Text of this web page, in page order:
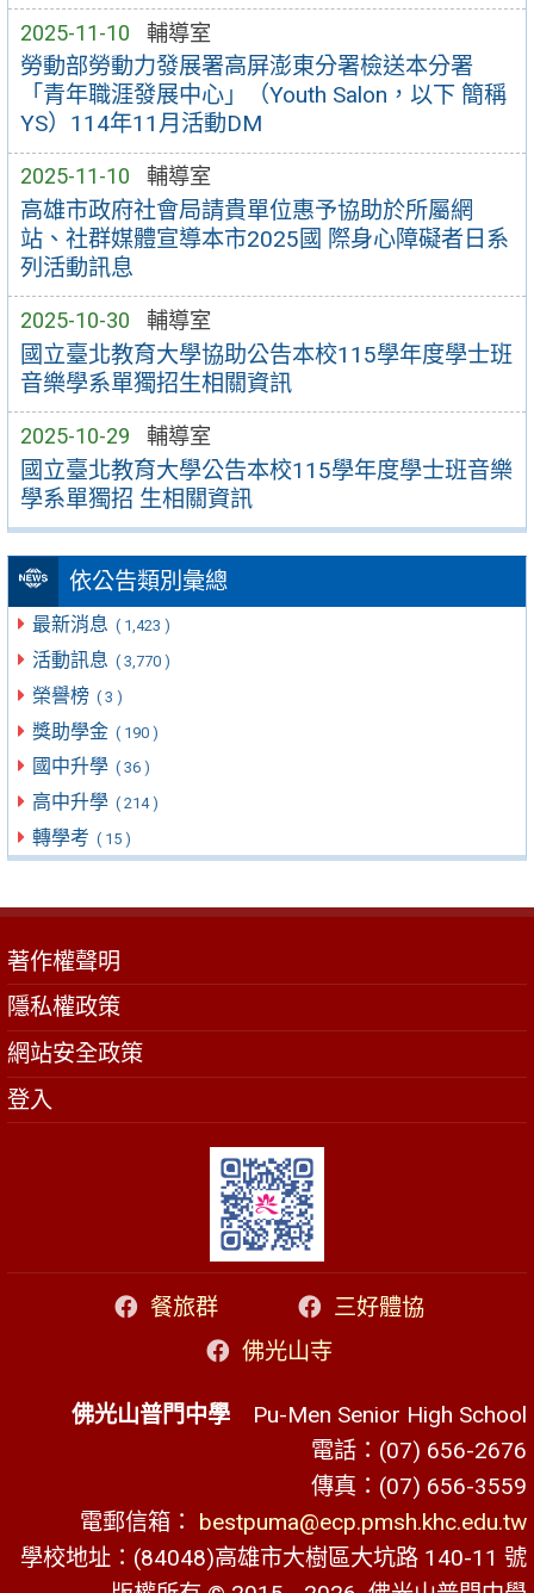
2025-11-10 輔導室
勞動部勞動力發展署高屏澎東分署檢送本分署
「青年職涯發展中心」（Youth Salon，以下 簡稱
YS）114年11月活動DM
2025-11-10 輔導室
高雄市政府社會局請貴單位惠予協助於所屬網
站、社群媒體宣導本市2025國 際身心障礙者日系
列活動訊息
2025-10-30 輔導室
國立臺北教育大學協助公告本校115學年度學士班
音樂學系單獨招生相關資訊
2025-10-29 輔導室
國立臺北教育大學公告本校115學年度學士班音樂
學系單獨招 生相關資訊
依公告類別彙總
最新消息 ( 1,423 )
活動訊息 ( 3,770 )
榮譽榜 ( 3 )
獎助學金 ( 190 )
國中升學 ( 36 )
高中升學 ( 214 )
轉學考 ( 15 )
著作權聲明
隱私權政策
網站安全政策
登入
餐旅群
三好體協
佛光山寺
佛光山普門中學 Pu-Men Senior High School
電話：(07) 656-2676
傳真：(07) 656-3559
電郵信箱： bestpuma@ecp.pmsh.khc.edu.tw
學校地址：(84048)高雄市大樹區大坑路 140-11 號